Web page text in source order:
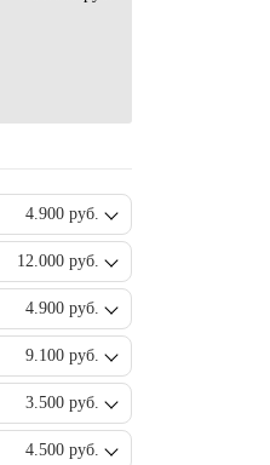
4.900 руб.
12.000 руб.
4.900 руб.
9.100 руб.
3.500 руб.
4.500 руб.